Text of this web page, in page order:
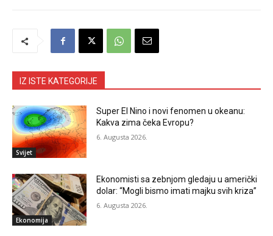
IZ ISTE KATEGORIJE
Svijet
Super El Nino i novi fenomen u okeanu:
Kakva zima čeka Evropu?
6. Augusta 2026.
Ekonomija
Ekonomisti sa zebnjom gledaju u američki
dolar: “Mogli bismo imati majku svih kriza”
6. Augusta 2026.